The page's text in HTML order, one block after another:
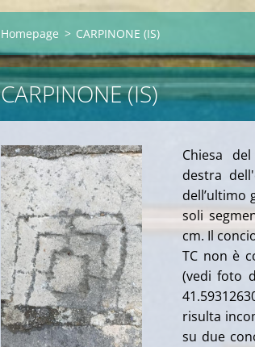
Homepage > CARPINONE (IS)
CARPINONE (IS)
Chiesa
destra
dell’ultimo
soli
cm. Il
TC non è
(vedi foto
risulta
su due